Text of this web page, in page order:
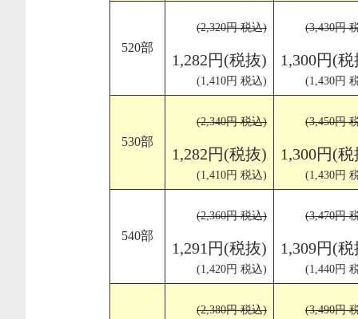
520部
(2,320円 税込)
1,282円(税抜)
(1,410円 税込)
(3,430円
1,300円(
(1,430円
530部
(2,340円 税込)
1,282円(税抜)
(1,410円 税込)
(3,450円
1,300円(
(1,430円
540部
(2,360円 税込)
1,291円(税抜)
(1,420円 税込)
(3,470円
1,309円(
(1,440円
(2,380円 税込) (3,490円